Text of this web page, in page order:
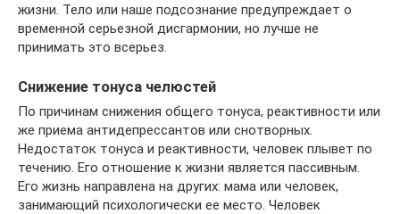
жизни. Тело или наше подсознание предупреждает о
временной серьезной дисгармонии, но лучше не
принимать это всерьез.
Снижение тонуса челюстей
По причинам снижения общего тонуса, реактивности или
же приема антидепрессантов или снотворных.
Недостаток тонуса и реактивности, человек плывет по
течению. Его отношение к жизни является пассивным.
Его жизнь направлена ​​на других: мама или человек,
занимающий психологически ее место. Человек